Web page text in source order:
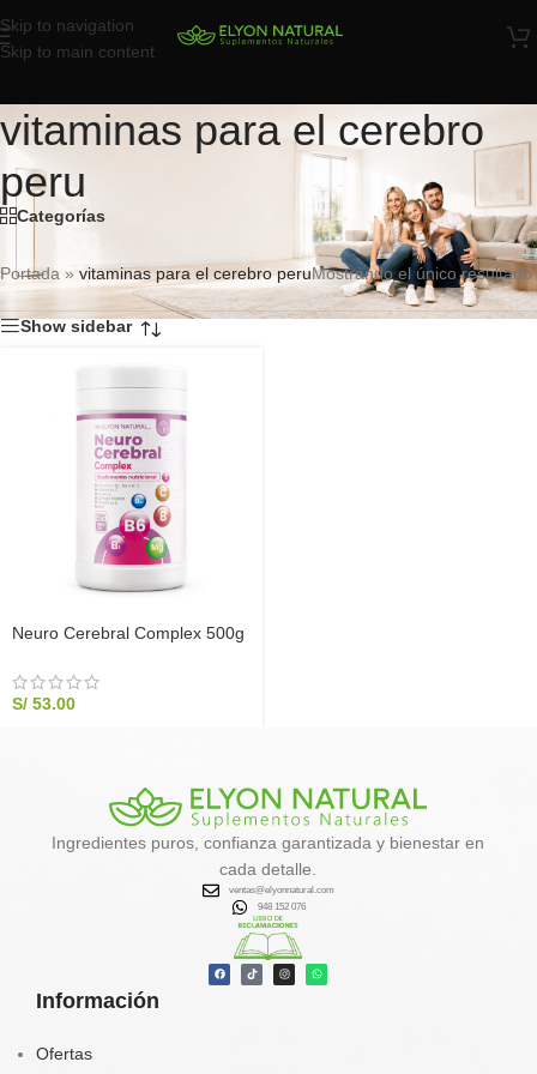
Skip to navigation
Skip to main content
vitaminas para el cerebro
peru
Categorías
Portada » vitaminas para el cerebro peruMostrando el único resultado
Show sidebar
Neuro Cerebral Complex 500g
Elyon Natural
S/ 53.00
Información
Ofertas
Ingredientes puros, confianza garantizada y bienestar en
cada detalle.
ventas@elyonnatural.com
948 152 076